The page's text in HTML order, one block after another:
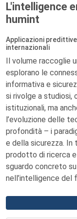
L'intelligence
humint
Applicazioni
internazionali
Il volume raccoglie
esplorano le
informativa e
si rivolge a
istituzionali, ma
l’evoluzione delle
profondità – i
e della sicurezza. In
prodotto di ricerca e
sguardo concreto
nell’intelligence del